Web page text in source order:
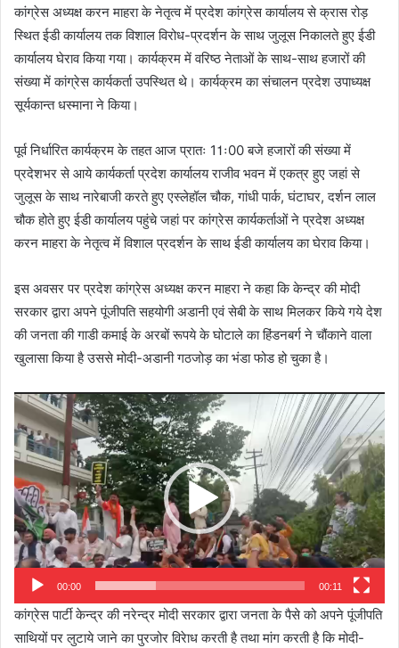
कांग्रेस अध्यक्ष करन माहरा के नेतृत्व में प्रदेश कांग्रेस कार्यालय से क्रास रोड़
स्थित ईडी कार्यालय तक विशाल विरोध-प्रदर्शन के साथ जुलूस निकालते हुए ईडी
कार्यालय घेराव किया गया। कार्यक्रम में वरिष्ठ नेताओं के साथ-साथ हजारों की
संख्या में कांग्रेस कार्यकर्ता उपस्थित थे। कार्यक्रम का संचालन प्रदेश उपाध्यक्ष
सूर्यकान्त धस्माना ने किया।
पूर्व निर्धारित कार्यक्रम के तहत आज प्रातः 11ः00 बजे हजारों की संख्या में
प्रदेशभर से आये कार्यकर्ता प्रदेश कार्यालय राजीव भवन में एकत्र हुए जहां से
जुलूस के साथ नारेबाजी करते हुए एस्लेहॉल चौक, गांधी पार्क, घंटाघर, दर्शन लाल
चौक होते हुए ईडी कार्यालय पहुंचे जहां पर कांग्रेस कार्यकर्ताओं ने प्रदेश अध्यक्ष
करन माहरा के नेतृत्व में विशाल प्रदर्शन के साथ ईडी कार्यालय का घेराव किया।
इस अवसर पर प्रदेश कांग्रेस अध्यक्ष करन माहरा ने कहा कि केन्द्र की मोदी
सरकार द्वारा अपने पूंजीपति सहयोगी अडानी एवं सेबी के साथ मिलकर किये गये देश
की जनता की गाडी कमाई के अरबों रूपये के घोटाले का हिंडनबर्ग ने चौंकाने वाला
खुलासा किया है उससे मोदी-अडानी गठजोड़ का भंडा फोड हो चुका है।
Video
Player
00:00 00:11
कांग्रेस पार्टी केन्द्र की नरेन्द्र मोदी सरकार द्वारा जनता के पैसे को अपने पूंजीपति
साथियों पर लुटाये जाने का पुरजोर विरेाध करती है तथा मांग करती है कि मोदी-